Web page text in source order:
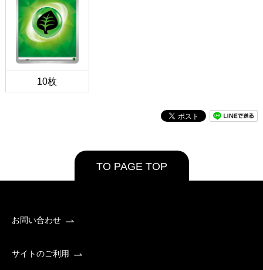
10枚
TO PAGE TOP
お問い合わせ
サイトのご利用